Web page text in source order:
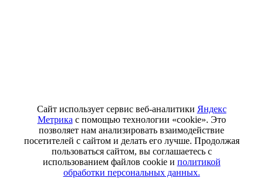
Сайт использует сервис веб-аналитики Яндекс
Метрика с помощью технологии «cookie». Это
позволяет нам анализировать взаимодействие
посетителей с сайтом и делать его лучше. Продолжая
пользоваться сайтом, вы соглашаетесь с
использованием файлов cookie и политикой
обработки персональных данных.